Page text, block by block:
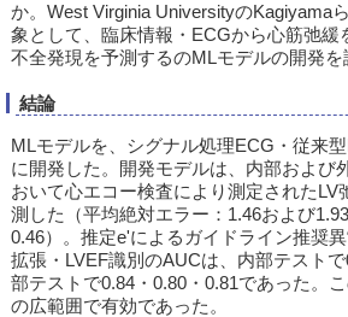
か。West Virginia UniversityのKagiyama
象として、臨床情報・ECGから心筋弛緩
不全発現を予測するのMLモデルの開発を
結論
MLモデルを、シグナル処理ECG・従来
に開発した。開発モデルは、内部および
おいて心エコー検査により測定されたLV
測した（平均絶対エラー：1.46および
0.46）。推定e'によるガイドライン推奨
拡張・LVEF識別のAUCは、内部テスト
部テストで0.84・0.80・0.81であった。
の広範囲で有効であった。